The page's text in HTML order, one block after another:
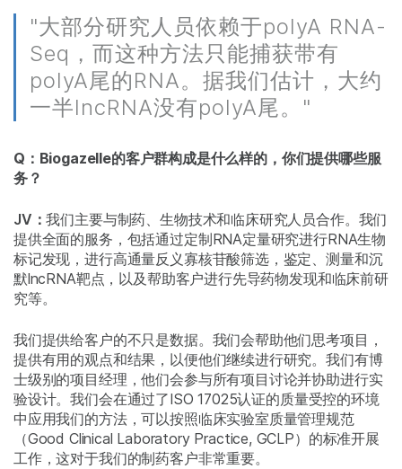
"大部分研究人员依赖于polyA RNA-
Seq，而这种方法只能捕获带有
polyA尾的RNA。据我们估计，大约
一半lncRNA没有polyA尾。"
Q：Biogazelle的客户群构成是什么样的，你们提供哪些服
务？
JV：我们主要与制药、生物技术和临床研究人员合作。我们
提供全面的服务，包括通过定制RNA定量研究进行RNA生物
标记发现，进行高通量反义寡核苷酸筛选，鉴定、测量和沉
默lncRNA靶点，以及帮助客户进行先导药物发现和临床前研
究等。
我们提供给客户的不只是数据。我们会帮助他们思考项目，
提供有用的观点和结果，以便他们继续进行研究。我们有博
士级别的项目经理，他们会参与所有项目讨论并协助进行实
验设计。我们会在通过了ISO 17025认证的质量受控的环境
中应用我们的方法，可以按照临床实验室质量管理规范
（Good Clinical Laboratory Practice, GCLP）的标准开展
工作，这对于我们的制药客户非常重要。